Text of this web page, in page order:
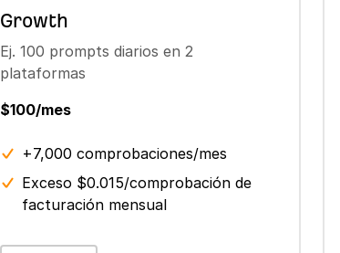
Growth
Ej. 100 prompts diarios en 2
plataformas
$100/mes
+7,000 comprobaciones/mes
Exceso $0.015/comprobación de
facturación mensual